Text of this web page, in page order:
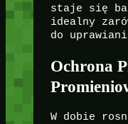
staje się
idealny
do
Ochrona
W dobie